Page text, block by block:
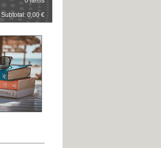
Subtotal: 0,00 €